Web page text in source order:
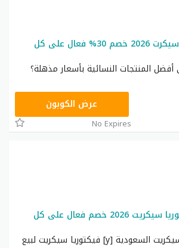
كود خصم فيكتوريا سيكرت 2026 خصم 30% فعال على كل
المنتجات النسائية بأسعار مذهلة؟
عرض الكوبون
No Expires
أكبر كود خصم فيكتوريا سيكريت 2026 خصم فعال على كل
كود خصم فيكتوريا سيكريت السعودية [y] فيكتوريا سيكريت لبيع